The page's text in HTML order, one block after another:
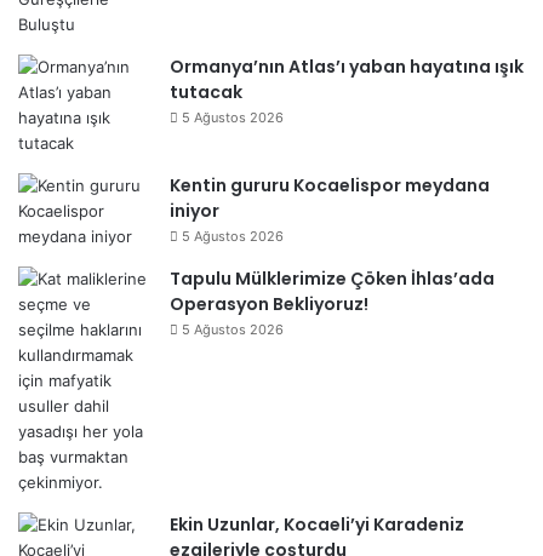
Ormanya’nın Atlas’ı yaban hayatına ışık
tutacak
5 Ağustos 2026
Kentin gururu Kocaelispor meydana
iniyor
5 Ağustos 2026
Tapulu Mülklerimize Çöken İhlas’ada
Operasyon Bekliyoruz!
5 Ağustos 2026
Ekin Uzunlar, Kocaeli’yi Karadeniz
ezgileriyle coşturdu